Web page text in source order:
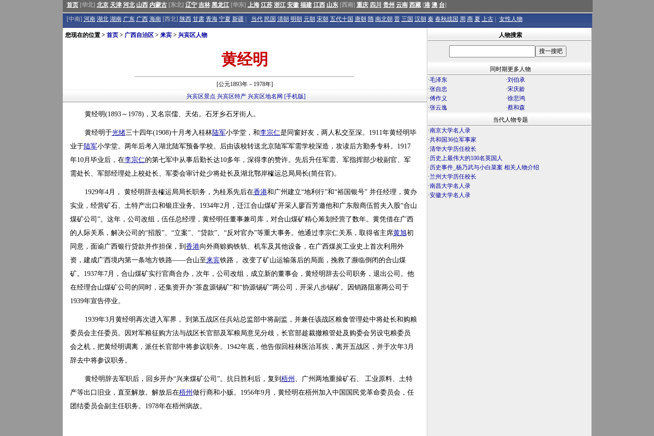
首页[华北] 北京 天津 河北 山西 内蒙古[东北] 辽宁 吉林 黑龙江[华东] 上海 江苏 浙江 安徽 福建 江西 山东[西南] 重庆 四川 贵州 云南 西藏[港 澳 台]
[中南] 河南 湖北 湖南 广东 广西 海南[西北] 陕西 甘肃 青海 宁夏 新疆 当代 民国 清朝 明朝 元朝 宋朝 五代十国 唐朝 隋 南北朝 晋 三国 汉朝 秦 春秋战国 周 商 夏 上古 女性人物
您现在的位置 > 首页> 广西自治区> 来宾> 兴宾区人物
黄经明
[公元1893年－1978年]
兴宾区景点 兴宾区特产 兴宾区地名网 [手机版]
黄经明(1893～1978)，又名宗儒、天佑。石牙乡石牙街人。
黄经明于光绪三十四年(1908)十月考入桂林陆军小学堂，和李宗仁是同窗好友，两人私交至深。1911年黄经明毕
业于陆军小学堂。两年后考入湖北陆军预备学校。后由该校转送北京陆军军需学校深造，攻读后方勤务专科。1917
年10月毕业后，在李宗仁的第七军中从事后勤长达10多年，深得李的赞许。先后升任军需、军指挥部少校副官、军
需处长、军部经理处上校处长、军委会审计处少将处长及湖北鄂岸榷运总局局长(简任官)。
1929年4月， 黄经明辞去榷运局局长职务，为桂系先后在香港和广州建立“地利行”和“裕国银号” 并任经理，黄办
实业，经营矿石、土特产出口和银庄业务。1934年2月，迁江合山煤矿开采人廖百芳邀他和广东殷商伍哲夫入股“合山
煤矿公司”。这年，公司改组，伍任总经理，黄经明任董事兼司库，对合山煤矿精心筹划经营了数年。黄凭借在广西
的人际关系，解决公司的“招股”、“立案”、“贷款”、“反对官办”等重大事务。他通过李宗仁关系，取得省主席黄旭初
同意，面谕广西银行贷款并作担保，到 香港向外商赊购铁轨、机车及其他设备，在广西煤炭工业史上首次利用外
资，建成广西境内第一条地方铁路——合山至来宾铁路， 改变了矿山运输落后的局面，挽救了濒临倒闭的合山煤
矿。1937年7月，合山煤矿实行官商合办，次年，公司改组，成立新的董事会，黄经明辞去公司职务，退出公司。他
在经理合山煤矿公司的同时，还集资开办“茶盘源锡矿”和“协源锡矿”两公司，开采八步锡矿。因销路阻塞两公司于
1939年宣告停业。
1939年3月黄经明再次进入军界， 到第五战区任兵站总监部中将副监，并兼任该战区粮食管理处中将处长和购粮
委员会主任委员。因对军粮征购方法与战区长官部及军粮局意见分歧，长官部趁裁撤粮管处及购委会另设屯粮委员
会之机，把黄经明调离，派任长官部中将参议职务。1942年底，他告假回桂林医治耳疾，离开五战区，并于次年3月
辞去中将参议职务。
黄经明辞去军职后，回乡开办“兴来煤矿公司”。抗日胜利后，复到 梧州 、广州两地重操矿石、 工业原料、土特
产等出口旧业，直至解放。解放后在梧州 做行商和小贩。1956年9月，黄经明在梧州加入中国国民党革命委员会，任
团结委员会副主任职务。1978年在梧州病故。
人物搜索
同时期更多人物
·毛泽东 ·刘伯承
·张自忠 ·宋庆龄
·傅作义 ·徐悲鸿
·张云逸 ·蔡和森
当代人物专题
·南京大学名人录
·共和国36位军事家
·清华大学历任校长
·历史上最伟大的100名英国人
·历史事件_杨乃武与小白菜案 相关人物介绍
·兰州大学历任校长
·南昌大学名人录
·安徽大学名人录